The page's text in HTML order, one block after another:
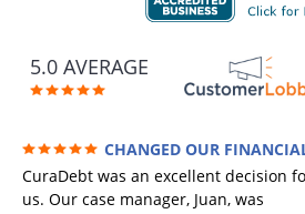
5.0 AVERAGE
CHANGED OUR
FUTURE (credit 200 Points / 90 K in
GONE)
CuraDebt was an excellent decision
us. Our case manager, Juan, was